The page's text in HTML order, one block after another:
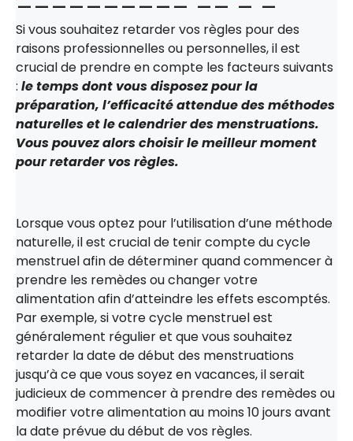
Si vous souhaitez retarder vos règles pour des
raisons professionnelles ou personnelles, il est
crucial de prendre en compte les facteurs suivants
: le temps dont vous disposez pour la
préparation, l’efficacité attendue des méthodes
naturelles et le calendrier des menstruations.
Vous pouvez alors choisir le meilleur moment
pour retarder vos règles.
Lorsque vous optez pour l’utilisation d’une méthode
naturelle, il est crucial de tenir compte du cycle
menstruel afin de déterminer quand commencer à
prendre les remèdes ou changer votre
alimentation afin d’atteindre les effets escomptés.
Par exemple, si votre cycle menstruel est
généralement régulier et que vous souhaitez
retarder la date de début des menstruations
jusqu’à ce que vous soyez en vacances, il serait
judicieux de commencer à prendre des remèdes ou
modifier votre alimentation au moins 10 jours avant
la date prévue du début de vos règles.